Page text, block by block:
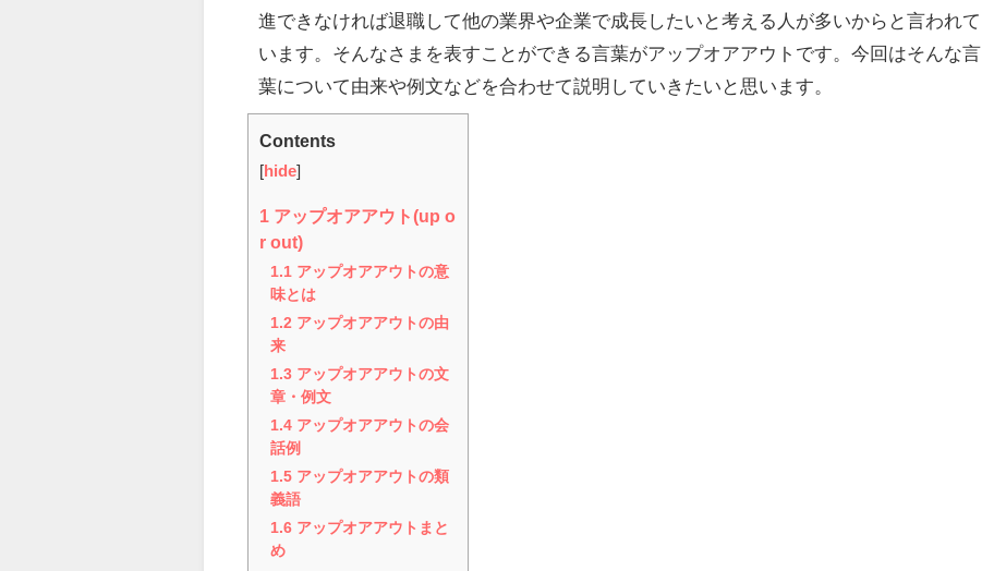
進できなければ退職して他の業界や企業で成長したいと考える人が多いからと言われて
います。そんなさまを表すことができる言葉がアップオアアウトです。今回はそんな言
葉について由来や例文などを合わせて説明していきたいと思います。
Contents
[ hide]
1
アップオアアウト(up o
r out)
1.1 アップオアアウトの意
味とは
1.2 アップオアアウトの由
来
1.3 アップオアアウトの文
章・例文
1.4 アップオアアウトの会
話例
1.5 アップオアアウトの類
義語
1.6 アップオアアウトまと
め